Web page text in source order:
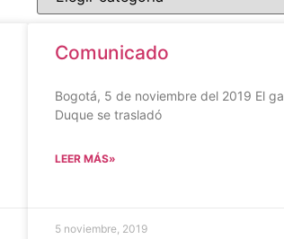
Comunicado
Bogotá, 5 de noviembre del 2019 El
Duque se trasladó
LEER MÁS»
5 noviembre, 2019